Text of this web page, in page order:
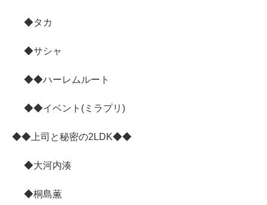
◆タカ
◆サシャ
◆◆ハーレムルート
◆◆イベント(ミラプリ)
◆◆上司と秘密の2LDK◆◆
◆大河内湊
◆桐島薫